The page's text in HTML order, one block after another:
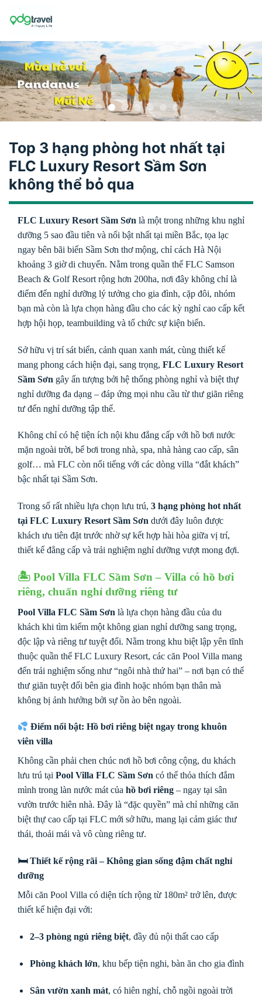
Top 3 hạng phòng hot nhất tại
FLC Luxury Resort Sầm Sơn
không thể bỏ qua
FLC Luxury Resort Sầm Sơn là một trong những khu nghỉ
dưỡng 5 sao đầu tiên và nổi bật nhất tại miền Bắc, tọa lạc
ngay bên bãi biển Sầm Sơn thơ mộng, chỉ cách Hà Nội
khoảng 3 giờ di chuyển. Nằm trong quần thể FLC Samson
Beach & Golf Resort rộng hơn 200ha, nơi đây không chỉ là
điểm đến nghỉ dưỡng lý tưởng cho gia đình, cặp đôi, nhóm
bạn mà còn là lựa chọn hàng đầu cho các kỳ nghỉ cao cấp kết
hợp hội họp, teambuilding và tổ chức sự kiện biển.
Sở hữu vị trí sát biển, cảnh quan xanh mát, cùng thiết kế
mang phong cách hiện đại, sang trọng, FLC Luxury Resort
Sầm Sơn gây ấn tượng bởi hệ thống phòng nghỉ và biệt thự
nghỉ dưỡng đa dạng – đáp ứng mọi nhu cầu từ thư giãn riêng
tư đến nghỉ dưỡng tập thể.
Không chỉ có hệ tiện ích nội khu đẳng cấp với hồ bơi nước
mặn ngoài trời, bể bơi trong nhà, spa, nhà hàng cao cấp, sân
golf… mà FLC còn nổi tiếng với các dòng villa “đắt khách”
bậc nhất tại Sầm Sơn.
Trong số rất nhiều lựa chọn lưu trú, 3 hạng phòng hot nhất
tại FLC Luxury Resort Sầm Sơn dưới đây luôn được
khách ưu tiên đặt trước nhờ sự kết hợp hài hòa giữa vị trí,
thiết kế đẳng cấp và trải nghiệm nghỉ dưỡng vượt mong đợi.
🏝 Pool Villa FLC Sầm Sơn – Villa có hồ bơi
riêng, chuẩn nghỉ dưỡng riêng tư
Pool Villa FLC Sầm Sơn là lựa chọn hàng đầu của du
khách khi tìm kiếm một không gian nghỉ dưỡng sang trọng,
độc lập và riêng tư tuyệt đối. Nằm trong khu biệt lập yên tĩnh
thuộc quần thể FLC Luxury Resort, các căn Pool Villa mang
đến trải nghiệm sống như “ngôi nhà thứ hai” – nơi bạn có thể
thư giãn tuyệt đối bên gia đình hoặc nhóm bạn thân mà
không bị ảnh hưởng bởi sự ồn ào bên ngoài.
Điểm nổi bật: Hồ bơi riêng biệt ngay trong khuôn
viên villa
Không cần phải chen chúc nơi hồ bơi công cộng, du khách
lưu trú tại Pool Villa FLC Sầm Sơn có thể thỏa thích đắm
mình trong làn nước mát của hồ bơi riêng – ngay tại sân
vườn trước hiên nhà. Đây là “đặc quyền” mà chỉ những căn
biệt thự cao cấp tại FLC mới sở hữu, mang lại cảm giác thư
thái, thoải mái và vô cùng riêng tư.
🛏 Thiết kế rộng rãi – Không gian sống đậm chất nghỉ
dưỡng
Mỗi căn Pool Villa có diện tích rộng từ 180m² trở lên, được
thiết kế hiện đại với:
2–3 phòng ngủ riêng biệt, đầy đủ nội thất cao cấp
Phòng khách lớn, khu bếp tiện nghi, bàn ăn cho gia đình
Sân vườn xanh mát, có hiên nghỉ, chỗ ngồi ngoài trời